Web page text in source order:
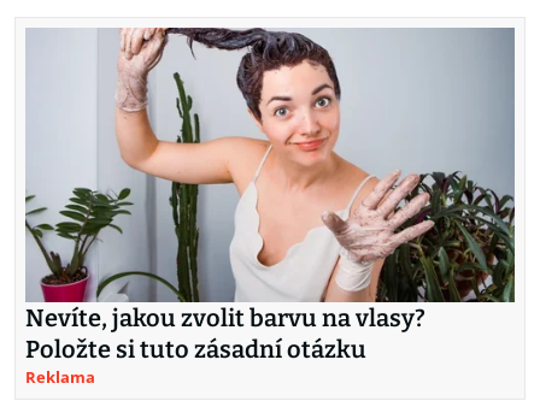
Nevíte, jakou zvolit barvu na vlasy?
Položte si tuto zásadní otázku
Reklama